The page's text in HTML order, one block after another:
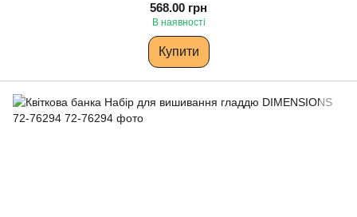
568.00 грн
В наявності
Купити